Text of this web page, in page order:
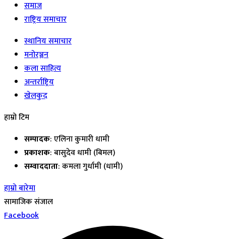
समाज
राष्ट्रिय समाचार
स्थानिय समाचार
मनोरञ्जन
कला साहित्य
अन्तर्राष्ट्रिय
खेलकुद
हाम्रो टिम
सम्पादक: एलिना कुमारी धामी
प्रकाशक: बासुदेव धामी (बिमल)
सम्वाददाता: कमला गुर्धामी (धामी)
हाम्रो बारेमा
सामाजिक संजाल
Facebook